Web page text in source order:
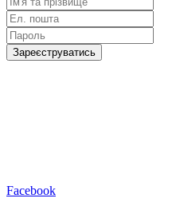
Зареєструватись
Facebook